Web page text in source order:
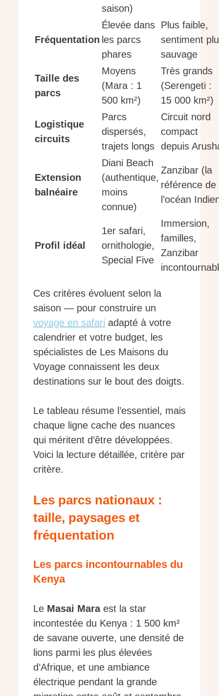
saison)
Fréquentation
Élevée dans
les parcs
phares
Plus faible,
sentiment
sauvage
Taille des
parcs
Moyens
(Mara : 1
500 km²)
Très grands
(Serengeti :
15 000 km²)
Logistique
circuits
Parcs
dispersés,
trajets longs
Circuit nord
compact
depuis
Extension
balnéaire
Diani Beach
(authentique,
moins
connue)
Zanzibar (la
référence de
l’océan
Profil idéal
1er safari,
ornithologie,
Special Five
Immersion,
familles,
Zanzibar
Ces critères évoluent selon la
saison — pour construire un
voyage en safari adapté à votre
calendrier et votre budget, les
spécialistes de Les Maisons du
Voyage connaissent les deux
destinations sur le bout des doigts.
Le tableau résume l’essentiel, mais
chaque ligne cache des nuances
qui méritent d’être développées.
Voici la lecture détaillée, critère par
critère.
Les parcs nationaux :
taille, paysages et
fréquentation
Les parcs incontournables du
Kenya
Le Masai Maraest la star
incontestée du Kenya : 1 500 km²
de savane ouverte, une densité de
lions parmi les plus élevées
d’Afrique, et une ambiance
électrique pendant la grande